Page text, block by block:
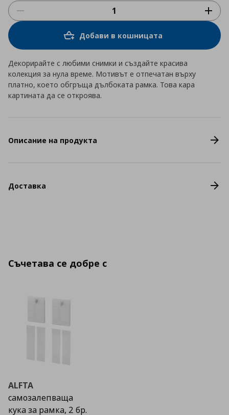
Добави в кошницата
Декорирайте с любими снимки и създайте красива
колекция за нула време. Мотивът е отпечатан върху
платно, което обгръща дълбоката рамка. Това кара
картината да се откроява.
Описание на продукта
Доставка
Съчетава се добре с
ALFTA
самозалепваща
кука за рамка, 2 бр.